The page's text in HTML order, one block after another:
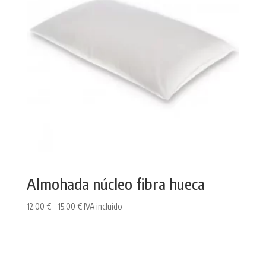
Almohada núcleo fibra hueca
12,00 € - 15,00 €Rango
IVA incluido